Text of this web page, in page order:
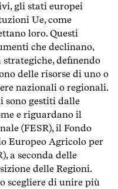
gli stati europei
Ue, come
loro. Questi
che declinano,
definendo
delle risorse di uno o
nazionali o regionali.
sono gestiti dalle
e riguardano il
(FESR), il Fondo
Europeo Agricolo per
a seconda delle
delle Regioni.
scegliere di unire più